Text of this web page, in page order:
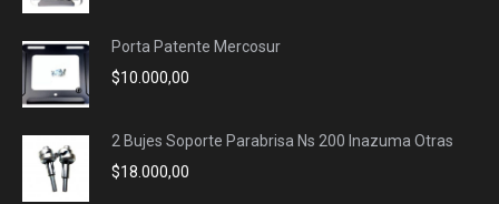
Porta Patente Mercosur
$10.000,00
2 Bujes Soporte Parabrisa Ns 200 Inazuma Otras
$18.000,00